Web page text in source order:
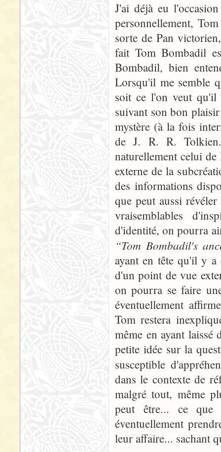
J'ai déjà eu
personnellement,
sorte de Pan
fait Tom Bombadil
Bombadil, bien
Lorsqu'il me semble
soit ce l'on veut qu'il
suivant son bon
mystère (à la fois
de J. R. R.
naturellement celui
externe de la
des informations
que peut aussi
vraisemblables
d'identité, on pourra
“Tom Bombadil's
ayant en tête qu'il y
d'un point de vue
on pourra se faire
éventuellement
Tom restera
même en ayant laissé
petite idée sur la
susceptible
dans le contexte de
malgré tout, même
peut être... ce
éventuellement
leur affaire... sachant